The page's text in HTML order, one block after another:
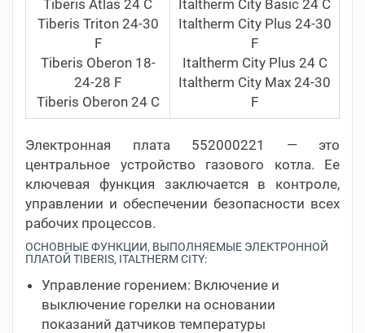
Tiberis Atlas 24 C
Tiberis Triton 24-30
F
Tiberis Oberon 18-
24-28 F
Tiberis Oberon 24 C
Italtherm City Basic 24 C
Italtherm City Plus 24-30
F
Italtherm City Plus 24 C
Italtherm City Max 24-30
F
Электронная плата 552000221 — это
центральное устройство газового котла. Ее
ключевая функция заключается в контроле,
управлении и обеспечении безопасности всех
рабочих процессов.
ОСНОВНЫЕ ФУНКЦИИ, ВЫПОЛНЯЕМЫЕ ЭЛЕКТРОННОЙ
ПЛАТОЙ TIBERIS, ITALTHERM CITY:
Управление горением: Включение и
выключение горелки на основании
показаний датчиков температуры